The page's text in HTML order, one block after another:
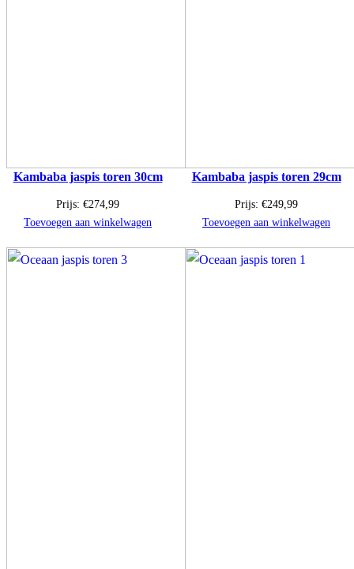
Kambaba jaspis toren 30cm
Prijs: €274,99
Toevoegen aan winkelwagen
Kambaba jaspis toren 29cm
Prijs: €249,99
Toevoegen aan winkelwagen